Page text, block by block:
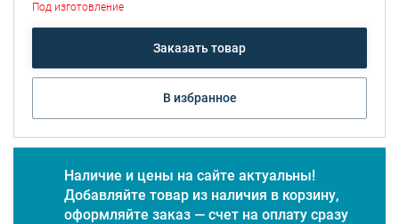
Под изготовление
Заказать товар
В избранное
Наличие и цены на сайте актуальны!
Добавляйте товар из наличия в корзину,
оформляйте заказ — счет на оплату сразу